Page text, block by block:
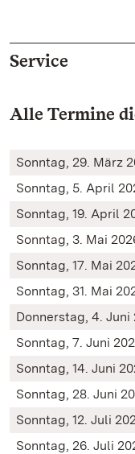
Service
Alle Termine
Sonntag, 29. März
Sonntag, 5. April
Sonntag, 19. April
Sonntag, 3. Mai
Sonntag, 17. Mai
Sonntag, 31. Mai
Donnerstag, 4. Juni
Sonntag, 7. Juni
Sonntag, 14. Juni
Sonntag, 28. Juni
Sonntag, 12. Juli
Sonntag, 26. Juli